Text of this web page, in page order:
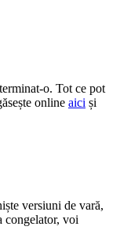
o. Tot ce pot
online aici și
versiuni de vară,
congelator, voi